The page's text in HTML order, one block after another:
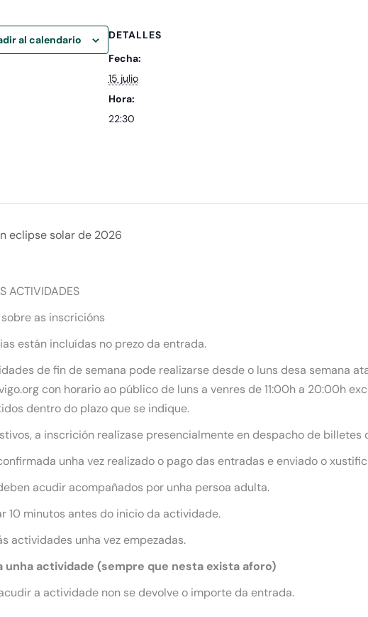
al calendario
DETALLES
Fecha:
15 julio
Hora:
22:30
eclipse solar de 2026
ACTIVIDADES
as inscricións
están incluídas no prezo da entrada.
de fin de semana pode realizarse desde o luns desa semana
con horario ao público de luns a venres de 11:00h a 20:00h
dentro do plazo que se indique.
a inscrición realízase presencialmente en despacho de
unha vez realizado o pago das entradas e enviado o
acudir acompañados por unha persoa adulta.
10 minutos antes do inicio da actividade.
actividades unha vez empezadas.
unha actividade (sempre que nesta exista aforo)
a actividade non se devolve o importe da entrada.